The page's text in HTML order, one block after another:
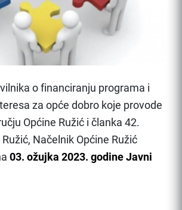
o financiranju programa i
za opće dobro koje provode
Općine Ružić i članka 42.
Načelnik Općine Ružić
03. ožujka 2023. godine Javni